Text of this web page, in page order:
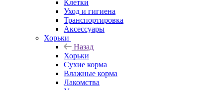
Клетки
Уход и гигиена
Транспортировка
Аксессуары
Хорьки
Назад
Хорьки
Сухие корма
Влажные корма
Лакомства